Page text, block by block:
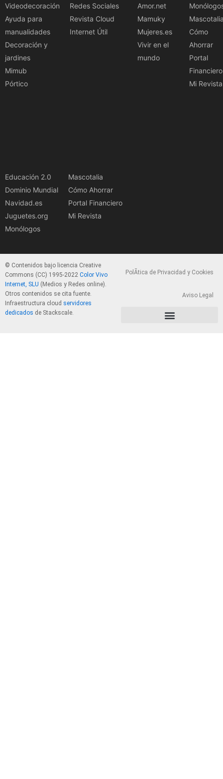
Videodecoración
Ayuda para
manualidades
Decoración y
jardines
Mimub
Pórtico
Redes Sociales
Revista Cloud
Internet Útil
Amor.net
Mamuky
Mujeres.es
Vivir en el
mundo
Cómo
Ahorrar
Portal
Financiero
Mi Revista
Educación 2.0
Dominio Mundial
Navidad.es
Juguetes.org
Monólogos
Mascotalia
Cómo Ahorrar
Portal Financiero
Mi Revista
© Contenidos bajo licencia Creative
Commons (CC) 1995-2022 Color Vivo
Internet, SLU (Medios y Redes online).
Otros contenidos se cita fuente.
Infraestructura cloud servidores
dedicados de Stackscale.
PolÃ­tica de Privacidad y Cookies
Aviso Legal